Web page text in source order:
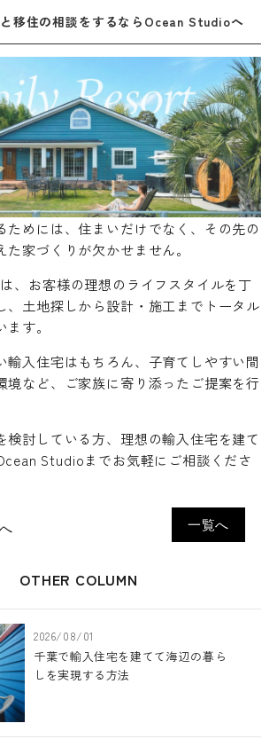
移住の相談をするならOcean Studioへ
ためには、住まいだけでなく、その先の
家づくりが欠かせません。
、お客様の理想のライフスタイルを丁
、土地探しから設計・施工までトータル
す。
輸入住宅はもちろん、子育てしやすい間
境など、ご家族に寄り添ったご提案を行
検討している方、理想の輸入住宅を建て
Studioまでお気軽にご相談くださ
一覧へ
OTHER COLUMN
2026/08/01
千葉で輸入住宅を建てて海辺の暮ら
しを実現する方法